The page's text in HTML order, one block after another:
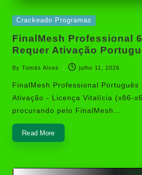
Posted
Crackeado Programas
FinalMesh Professional
Requer Ativação
Posted
by
By Tomás Alves julho 11, 2026
FinalMesh Professional Português
Ativação - Licença Vitalícia (x86-
procurando pelo FinalMesh…
Read More